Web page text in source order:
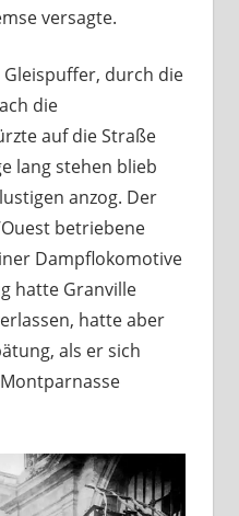
versagte.
durch die
die
auf die Straße
lang stehen blieb
anzog. Der
betriebene
Dampflokomotive
hatte Granville
hatte aber
als er sich